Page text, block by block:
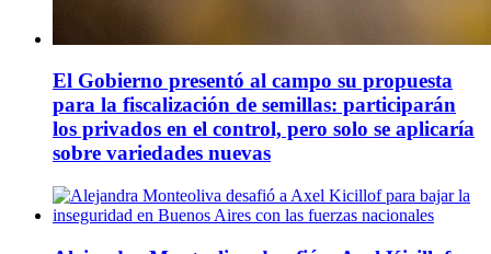
El Gobierno presentó al campo su propuesta
para la fiscalización de semillas: participarán
los privados en el control, pero solo se aplicaría
sobre variedades nuevas